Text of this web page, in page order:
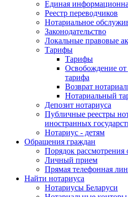
Единая
Реестр переводчиков
Нотариальное
Законодательство
Локальные правовые
Тарифы
Тарифы
Освобождение от
тарифа
Возврат
Нотариальный
Депозит нотариуса
Публичные реестры
иностранных
Нотариус - детям
Обращения граждан
Порядок рассмотрения
Личный прием
Прямая телефонная
Найти нотариуса
Нотариусы Беларуси